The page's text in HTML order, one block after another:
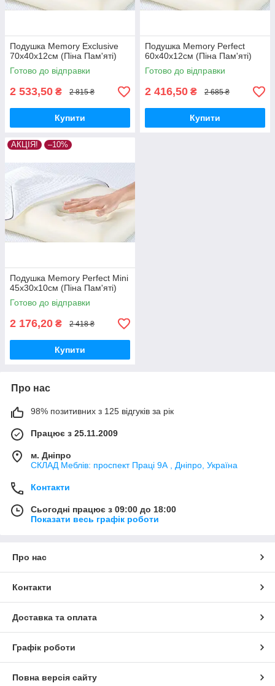
Подушка Memory Exclusive
70х40х12см (Піна Пам'яті)
Готово до відправки
2 533,50 ₴ 2 815 ₴
Купити
Подушка Memory Perfect
60х40х12см (Піна Пам'яті)
Готово до відправки
2 416,50 ₴ 2 685 ₴
Купити
АКЦІЯ! –10%
Подушка Memory Perfect Mini
45х30х10см (Піна Пам'яті)
Готово до відправки
2 176,20 ₴ 2 418 ₴
Купити
Про нас
98% позитивних з 125 відгуків за рік
Працює з 25.11.2009
м. Дніпро
СКЛАД Меблів: проспект Праці 9А , Дніпро, Україна
Контакти
Сьогодні працює з 09:00 до 18:00
Показати весь графік роботи
Про нас
Контакти
Доставка та оплата
Графік роботи
Повна версія сайту